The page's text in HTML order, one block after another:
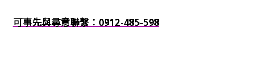
可事先與尋意聯繫：0912-485-598